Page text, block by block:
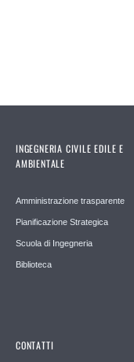
INGEGNERIA CIVILE EDILE E
AMBIENTALE
Amministrazione trasparente
Pianificazione Strategica
Scuola di Ingegneria
Biblioteca
CONTATTI